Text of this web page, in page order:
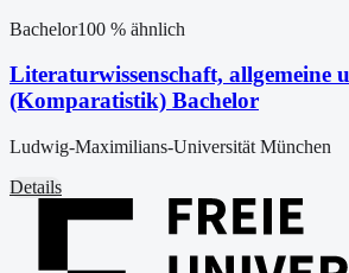
Bachelor100 % ähnlich
Literaturwissenschaft, allgemeine
(Komparatistik) Bachelor
Ludwig-Maximilians-Universität München
Details